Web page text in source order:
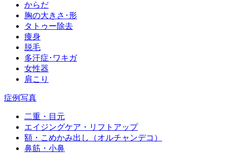
からだ
胸の大きさ･形
タトゥー除去
痩身
脱毛
多汗症･ワキガ
女性器
肩こり
症例写真
二重・目元
エイジングケア・リフトアップ
額・こめかみ出し（オルチャンデコ）
鼻筋・小鼻